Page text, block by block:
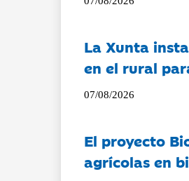
La Xunta
en el rural
07/08/2026
El proyecto
agrícolas en